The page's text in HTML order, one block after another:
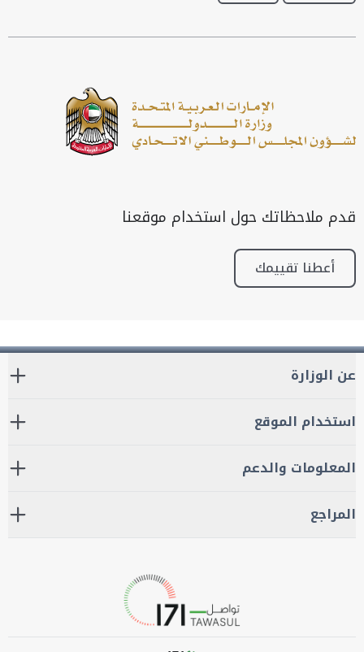
قدم ملاحظاتك حول استخدام موقعنا
أعطنا تقييمك
عن الوزارة
استخدام الموقع
المعلومات والدعم
المراجع